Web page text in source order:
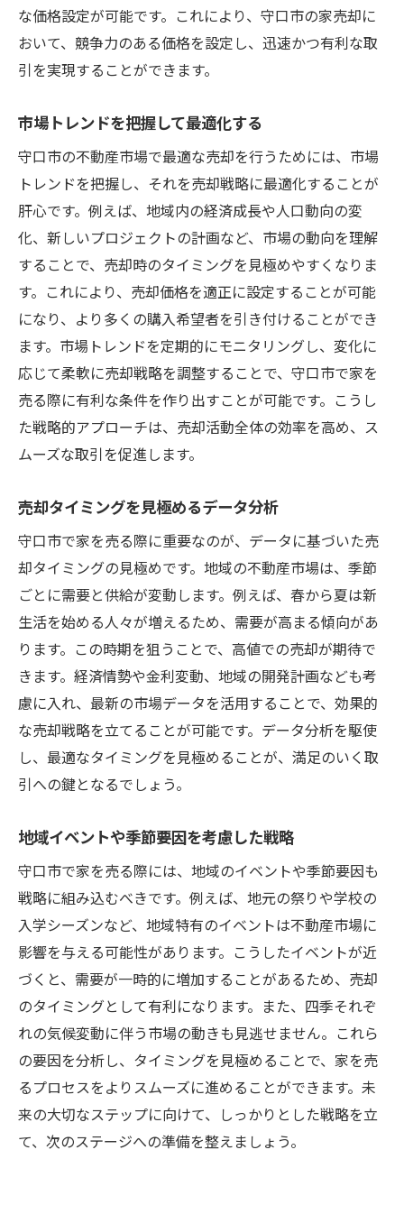
な価格設定が可能です。これにより、守口市の家売却に
おいて、競争力のある価格を設定し、迅速かつ有利な取
引を実現することができます。
市場トレンドを把握して最適化する
守口市の不動産市場で最適な売却を行うためには、市場
トレンドを把握し、それを売却戦略に最適化することが
肝心です。例えば、地域内の経済成長や人口動向の変
化、新しいプロジェクトの計画など、市場の動向を理解
することで、売却時のタイミングを見極めやすくなりま
す。これにより、売却価格を適正に設定することが可能
になり、より多くの購入希望者を引き付けることができ
ます。市場トレンドを定期的にモニタリングし、変化に
応じて柔軟に売却戦略を調整することで、守口市で家を
売る際に有利な条件を作り出すことが可能です。こうし
た戦略的アプローチは、売却活動全体の効率を高め、ス
ムーズな取引を促進します。
売却タイミングを見極めるデータ分析
守口市で家を売る際に重要なのが、データに基づいた売
却タイミングの見極めです。地域の不動産市場は、季節
ごとに需要と供給が変動します。例えば、春から夏は新
生活を始める人々が増えるため、需要が高まる傾向があ
ります。この時期を狙うことで、高値での売却が期待で
きます。経済情勢や金利変動、地域の開発計画なども考
慮に入れ、最新の市場データを活用することで、効果的
な売却戦略を立てることが可能です。データ分析を駆使
し、最適なタイミングを見極めることが、満足のいく取
引への鍵となるでしょう。
地域イベントや季節要因を考慮した戦略
守口市で家を売る際には、地域のイベントや季節要因も
戦略に組み込むべきです。例えば、地元の祭りや学校の
入学シーズンなど、地域特有のイベントは不動産市場に
影響を与える可能性があります。こうしたイベントが近
づくと、需要が一時的に増加することがあるため、売却
のタイミングとして有利になります。また、四季それぞ
れの気候変動に伴う市場の動きも見逃せません。これら
の要因を分析し、タイミングを見極めることで、家を売
るプロセスをよりスムーズに進めることができます。未
来の大切なステップに向けて、しっかりとした戦略を立
て、次のステージへの準備を整えましょう。